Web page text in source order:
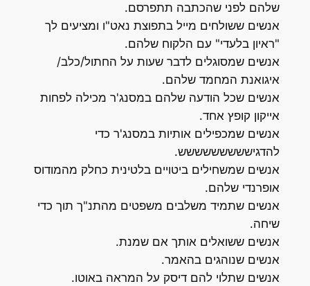
שלהם לפני שהכתבה תתפרסם.
אנשים ששולחים מייל בתפוצת נאט"ו ומציעים לך
"ראיון בלעדי" עם הלקוח שלהם.
אנשים שמסוגלים לדבר שעות על החתול/כלב/
איגואנת המחמד שלהם.
אנשים שכל הודעה שלהם במסנג'ר מכילה לפחות
אייקון קופץ אחד.
אנשים שמכפילים אותיות במסנג'ר כדי
להדגיששששששששש.
אנשים שמשחילים ביטויים בלטינית כחלק מהמודוס
אופרנדי שלהם.
אנשים שתמיד משלבים משפטים מהתנ"ך תוך כדי
שיחה.
אנשים ששואלים אותך אם שמנת.
אנשים שנוהגים בהאמר.
אנשים שתלוי להם דיסק על המראה באוטו.